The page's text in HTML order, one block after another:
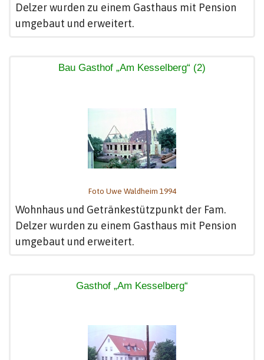
Delzer wurden zu einem Gasthaus mit Pension
umgebaut und erweitert.
Bau Gasthof „Am Kesselberg“ (2)
Foto Uwe Waldheim 1994
Wohnhaus und Getränkestützpunkt der Fam.
Delzer wurden zu einem Gasthaus mit Pension
umgebaut und erweitert.
Gasthof „Am Kesselberg“